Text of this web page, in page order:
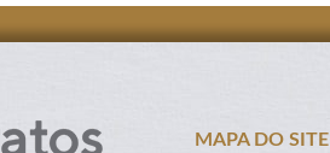
MAPA DO SITE